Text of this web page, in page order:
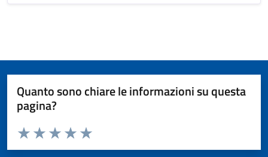
Quanto sono chiare le informazioni su questa
pagina?
Valuta da 1 a 5 stelle la pagina
Valuta 5 stelle su 5
Valuta 4 stelle su 5
Valuta 3 stelle su 5
Valuta 2 stelle su 5
Valuta 1 stelle su 5